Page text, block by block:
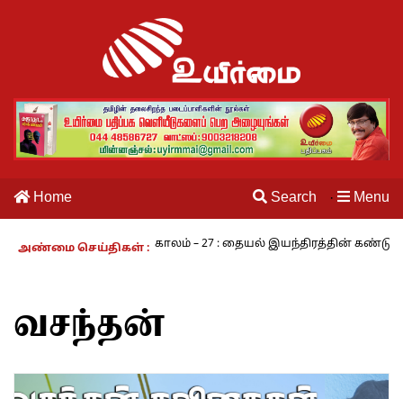
Home Search · Menu
அண்மை செய்திகள் :
நாம் வாழும் காலம் – 27 : தையல் இயந்திரத்தின்
வசந்தன்